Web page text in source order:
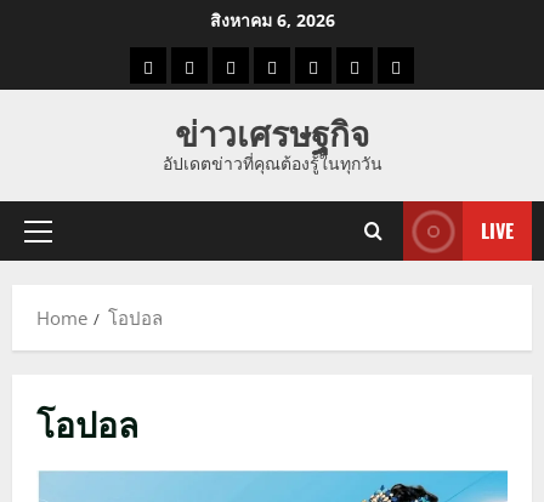
สิงหาคม 6, 2026
ราคาแนว
ราคา
ทอง
ข่าว
นี้
ข่าว
ดูด
ที่
ผู้ชาย
ข่าวเศรษฐกิจ
อัปเดตข่าวที่คุณต้องรู้ในทุกวัน
Primary
LIVE
Home โอปอล
โอปอล